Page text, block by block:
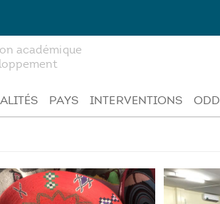
académique
PAYS INTERVENTIONS ODD